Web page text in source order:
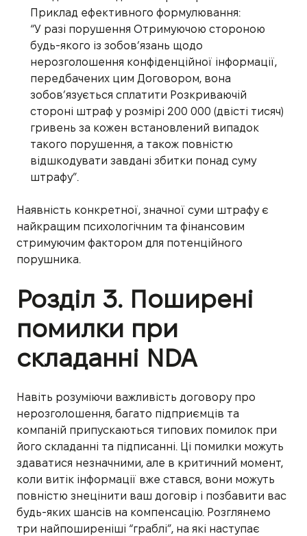
Приклад ефективного формулювання:
“У разі порушення Отримуючою стороною
будь-якого із зобов’язань щодо
нерозголошення конфіденційної інформації,
передбачених цим Договором, вона
зобов’язується сплатити Розкриваючій
стороні штраф у розмірі 200 000 (двісті тисяч)
гривень за кожен встановлений випадок
такого порушення, а також повністю
відшкодувати завдані збитки понад суму
штрафу”.
Наявність конкретної, значної суми штрафу є
найкращим психологічним та фінансовим
стримуючим фактором для потенційного
порушника.
Розділ 3. Поширені
помилки при
складанні NDA
Навіть розуміючи важливість договору про
нерозголошення, багато підприємців та
компаній припускаються типових помилок при
його складанні та підписанні. Ці помилки можуть
здаватися незначними, але в критичний момент,
коли витік інформації вже стався, вони можуть
повністю знецінити ваш договір і позбавити вас
будь-яких шансів на компенсацію. Розглянемо
три найпоширеніші “граблі”, на які наступає